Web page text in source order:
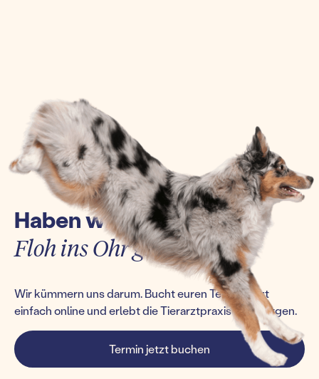
Haben wir euch einen
Floh ins Ohr gesetzt?
Wir kümmern uns darum. Bucht euren Termin jetzt
einfach online und erlebt die Tierarztpraxis von morgen.
Termin jetzt buchen